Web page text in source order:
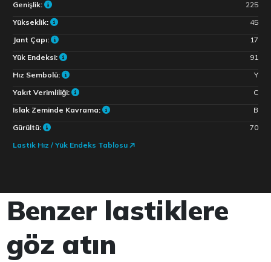
Genişlik:
225
Yükseklik:
45
Jant Çapı:
17
Yük Endeksi:
91
Hız Sembolü:
Y
Yakıt Verimliliği:
C
Islak Zeminde Kavrama:
B
Gürültü:
70
Lastik Hız / Yük Endeks Tablosu
Benzer lastiklere
göz atın